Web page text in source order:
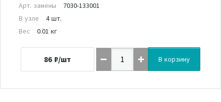
Арт. замены
7030-133001
В узле
4 шт.
Вес
0.01 кг
86 ₽/шт В корзину